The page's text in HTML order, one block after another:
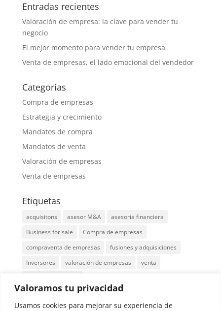
Valoramos tu privacidad
Usamos cookies para mejorar su experiencia de
Entradas recientes
Valoración de empresa: la clave para vender tu
negocio
El mejor momento para vender tu empresa
Venta de empresas, el lado emocional del vendedor
Categorías
Compra de empresas
Estrategia y crecimiento
Mandatos de compra
Mandatos de venta
Valoración de empresas
Venta de empresas
Etiquetas
acquisitons asesor M&A
asesoría financiera
Business for sale
Compra de empresas
compraventa de empresas
fusiones y adquisiciones
Inversores
valoración de empresas
venta
Localización: Edificio Cuzco IV, Paseo de la